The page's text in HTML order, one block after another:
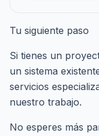
Tu siguiente paso
Si tienes un
un sistema
servicios
nuestro trabajo.
No esperes más